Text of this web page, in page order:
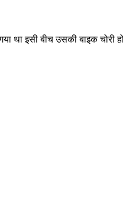
इसी बीच उसकी बाइक चोरी